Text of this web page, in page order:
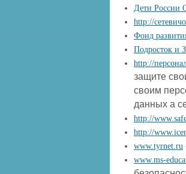
Дети России
http://
Фонд
Подросток и
http://
защите
своим
данных а
http://
http://
www.tyrnet.ru
www.ms-